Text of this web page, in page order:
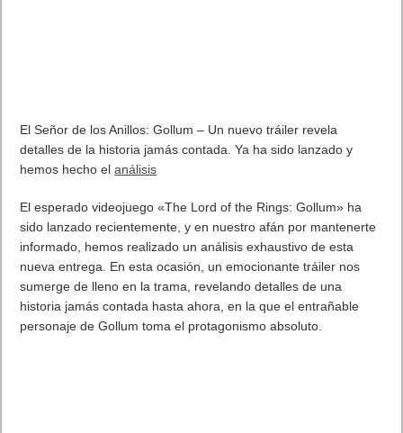
El Señor de los Anillos: Gollum – Un nuevo tráiler revela
detalles de la historia jamás contada. Ya ha sido lanzado y
hemos hecho elanálisis
El esperado videojuego «The Lord of the Rings: Gollum» ha
sido lanzado recientemente, y en nuestro afán por mantenerte
informado, hemos realizado un análisis exhaustivo de esta
nueva entrega. En esta ocasión, un emocionante tráiler nos
sumerge de lleno en la trama, revelando detalles de una
historia jamás contada hasta ahora, en la que el entrañable
personaje de Gollum toma el protagonismo absoluto.